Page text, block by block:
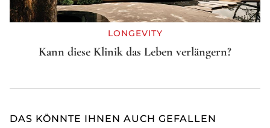
LONGEVITY
Kann diese Klinik das Leben verlängern?
DAS KÖNNTE IHNEN AUCH GEFALLEN